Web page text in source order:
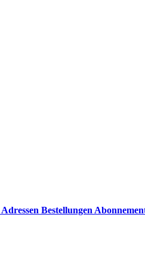
Adressen Bestellungen